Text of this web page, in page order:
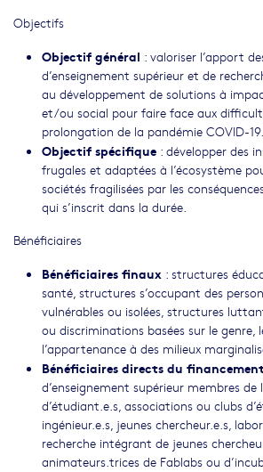
Objectifs
Objectif général : valoriser l’apport
d’enseignement supérieur et de
au développement de solutions à
et/ou social pour faire face aux
prolongation de la pandémie COVID-19.
Objectif spécifique : développer des
frugales et adaptées à l’écosystème
sociétés fragilisées par les
qui s’inscrit dans la durée.
Bénéficiaires
Bénéficiaires finaux : structures
santé, structures s’occupant des
vulnérables ou isolées, structures
ou discriminations basées sur le genre,
l’appartenance à des milieux
Bénéficiaires directs du
d’enseignement supérieur membres de
d’étudiant.e.s, associations ou clubs
ingénieur.e.s, jeunes chercheur.e.s,
recherche intégrant de jeunes
animateurs.trices de Fablabs ou